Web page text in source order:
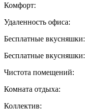
Комфорт:
Удаленность офиса:
Бесплатные вкусняшки:
Бесплатные вкусняшки:
Чистота помещений:
Комната отдыха:
Коллектив: